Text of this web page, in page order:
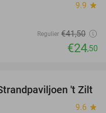
9.9 star
Regulier €41,50
€24,50
52%
't Zilt
9.6 star